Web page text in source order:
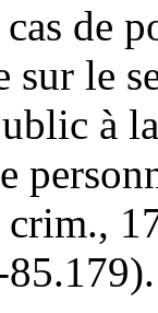
de
sur le
à
crim.,